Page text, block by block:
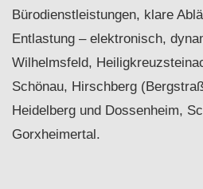
Bürodienstleistungen, klare
Entlastung – elektronisch,
Wilhelmsfeld,
Schönau, Hirschberg
Heidelberg und Dossenheim,
Gorxheimertal.